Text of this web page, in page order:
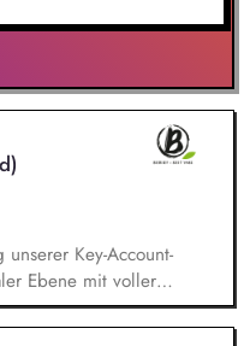
Key-Account-
Ebene mit voller
Entwicklung und
und